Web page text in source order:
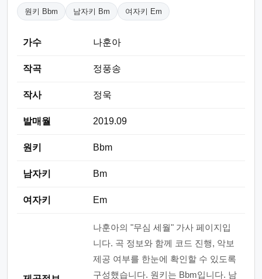
원키 Bbm 남자키 Bm 여자키 Em
가수 나훈아
작곡 정풍송
작사 정욱
발매월 2019.09
원키 Bbm
남자키 Bm
여자키 Em
나훈아의 "무심 세월" 가사 페이지입
니다. 곡 정보와 함께 코드 진행, 악보
제공 여부를 한눈에 확인할 수 있도록
구성했습니다. 원키는 Bbm입니다. 남